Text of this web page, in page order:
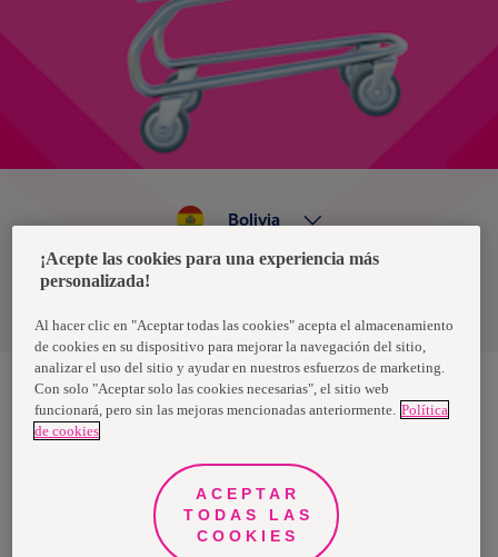
Política de privacidad de datos
Bolivia
Nosotras, una marca de Essity - una compañía global líder en
higiene y salud. Cada día, mil millones de personas, en todo el
propósito es romper barreras por el bienestar en beneficio de
consumidores, pacientes, cuidadores, clientes y la sociedad en
general. Vendemos en aproximadamente 150 países bajo las
principales marcas globales TENA y Tork, así como otras marcas
como Actimove, Cutimed, JOBST, Knix, Leukoplast, Libero, Libresse,
Lotus, Modibodi, Nosotras, Saba, Tempo, TOM Organic y Zewa. En
¡Acepte las cookies para una experiencia más
personalizada!
Al hacer clic en "Aceptar todas las cookies" acepta el almacenamiento
de cookies en su dispositivo para mejorar la navegación del sitio,
analizar el uso del sitio y ayudar en nuestros esfuerzos de marketing.
Con solo "Aceptar solo las cookies necesarias", el sitio web
funcionará, pero sin las mejoras mencionadas anteriormente. Política
de cookies
ACEPTAR
TODAS LAS
COOKIES